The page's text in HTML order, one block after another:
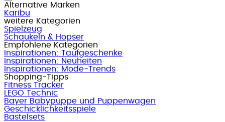
Alternative Marken
Karibu
weitere Kategorien
Spielzeug
Schaukeln & Hopser
Empfohlene Kategorien
Inspirationen: Taufgeschenke
Inspirationen: Neuheiten
Inspirationen: Mode-Trends
Shopping-Tipps
Fitness Tracker
LEGO Technic
Bayer Babypuppe und Puppenwagen
Geschicklichkeitsspiele
Bastelsets